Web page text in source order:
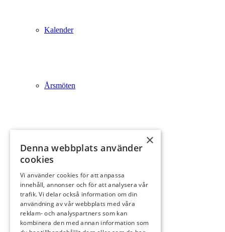
Kalender
Årsmöten
Friskvård
×
Denna webbplats använder
cookies
Vi använder cookies för att anpassa
innehåll, annonser och för att analysera vår
trafik. Vi delar också information om din
användning av vår webbplats med våra
reklam- och analyspartners som kan
kombinera den med annan information som